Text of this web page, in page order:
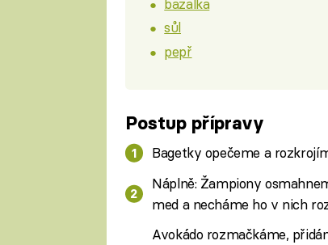
sůl
pepř
Postup přípravy
Bagetky opečeme a
Náplně: Žampiony
med a necháme ho v nich
Avokádo rozmačkáme,